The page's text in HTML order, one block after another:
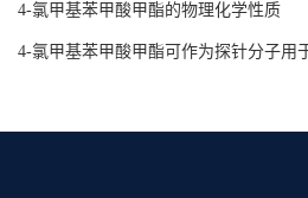
4-氯甲基苯甲酸甲酯的物理化学性质
4-氯甲基苯甲酸甲酯可作为探针分子用